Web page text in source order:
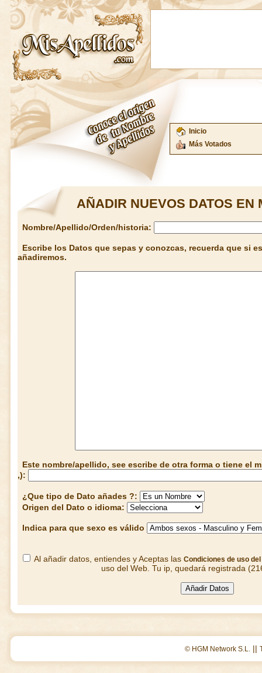
Inicio
Más Votados
AÑADIR NUEVOS DATOS EN
Nombre/Apellido/Orden/historia:
Escribe los Datos que sepas y conozcas, recuerda que si
añadiremos.
Este nombre/apellido, see escribe de otra forma o tiene el
,):
¿Que tipo de Dato añades ?:
Origen del Dato o idioma:
Indica para que sexo es válido
Al añadir datos, entiendes y Aceptas las Condiciones de uso del
uso del Web. Tu ip, quedará registrada
© HGM Network S.L. ||